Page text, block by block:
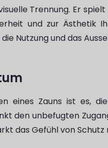
Trennung. Er
und zur Ästhetik
Nutzung und das
eines Zauns ist es,
den unbefugten
das Gefühl von Schutz